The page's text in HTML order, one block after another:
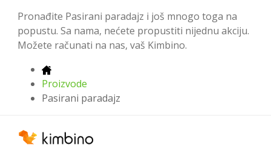
Pronađite Pasirani paradajz i još mnogo toga na
popustu. Sa nama, nećete propustiti nijednu akciju.
Možete računati na nas, vaš Kimbino.
Proizvode
Pasirani paradajz